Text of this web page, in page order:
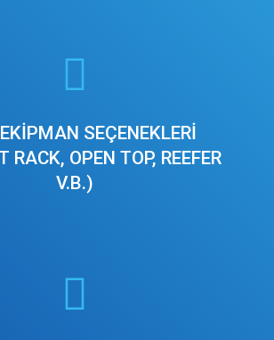
SEÇENEKLERİ
RACK, OPEN TOP, REEFER
V.B.)